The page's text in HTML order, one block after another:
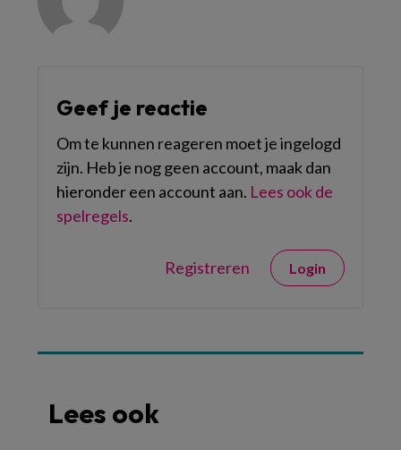
Geef je reactie
Om te kunnen reageren moet je ingelogd
zijn. Heb je nog geen account, maak dan
hieronder een account aan. Lees ook de
spelregels.
Registreren Login
Lees ook